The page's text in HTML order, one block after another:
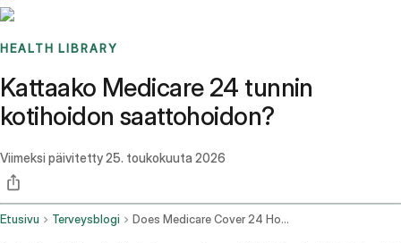
HEALTH LIBRARY
Kattaako Medicare 24 tunnin
kotihoidon saattohoidon?
Viimeksi päivitetty25. toukokuuta 2026
Etusivu Terveysblogi Does Medicare Cover 24 Hour Hospice Care